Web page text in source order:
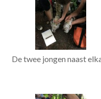
De twee jongen naast